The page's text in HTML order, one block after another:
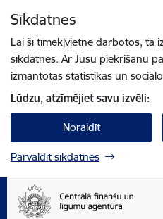
Sīkdatnes
Lai šī tīmekļvietne darbotos, tā
sīkdatnes. Ar Jūsu piekrišanu
izmantotas statistikas un
Lūdzu, atzīmējiet savu izvēli:
Noraidīt
Pārvaldīt sīkdatnes